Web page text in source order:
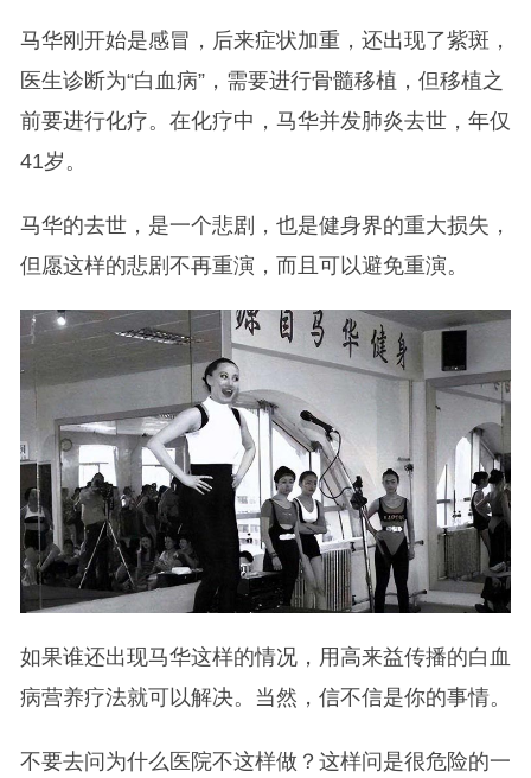
马华刚开始是感冒，后来症状加重，还出现了紫斑，
医生诊断为“白血病”，需要进行骨髓移植，但移植之
前要进行化疗。在化疗中，马华并发肺炎去世，年仅
41岁。
马华的去世，是一个悲剧，也是健身界的重大损失，
但愿这样的悲剧不再重演，而且可以避免重演。
如果谁还出现马华这样的情况，用高来益传播的白血
病营养疗法就可以解决。当然，信不信是你的事情。
不要去问为什么医院不这样做？这样问是很危险的一